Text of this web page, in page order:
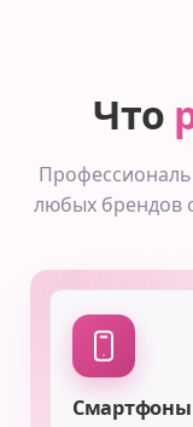
Что
любых брендов
Смартфоны